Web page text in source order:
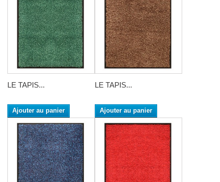
LE TAPIS...
Ajouter au panier
LE TAPIS...
Ajouter au panier